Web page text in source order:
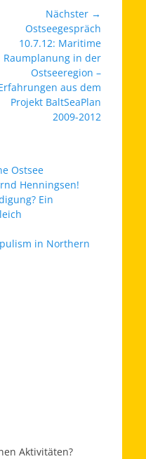
Nächster →
Ostseegespräch
10.7.12: Maritime
Raumplanung in der
Ostseeregion –
aus dem
Projekt BaltSeaPlan
2009-2012
Ostsee
Henningsen!
Ein
in Northern
Aktivitäten?